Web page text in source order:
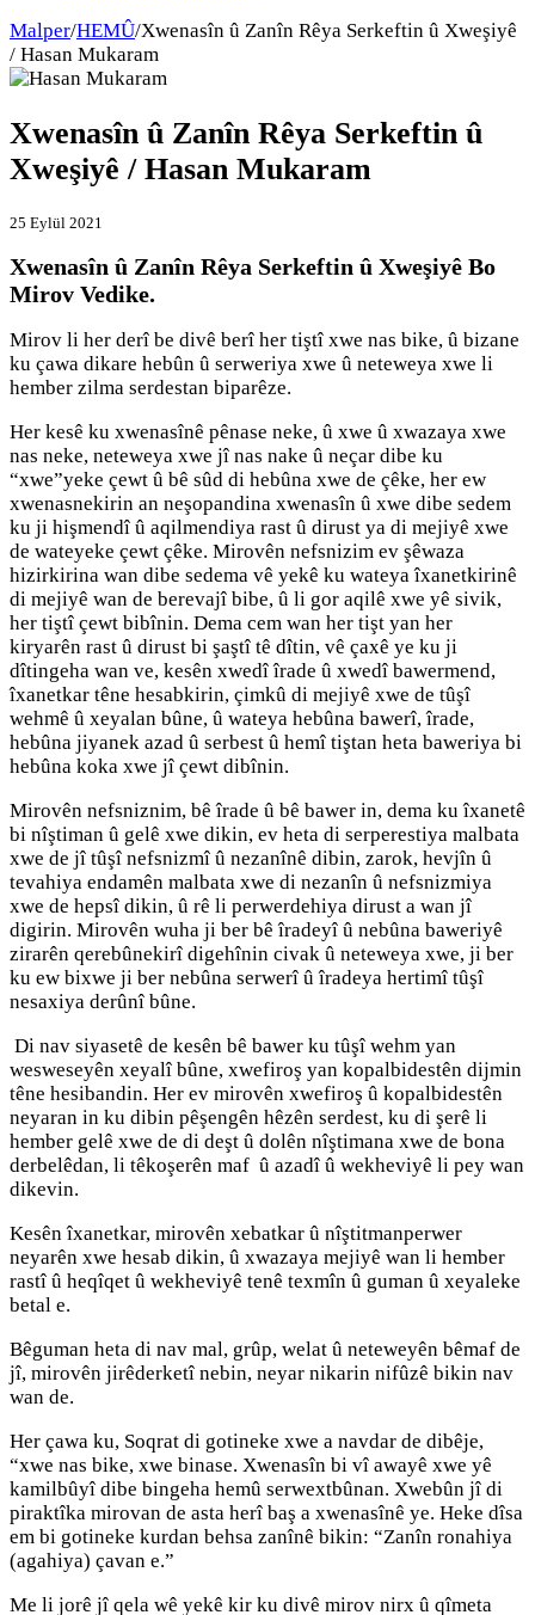
Malper/HEMÛ/Xwenasîn û Zanîn Rêya Serkeftin û Xweşiyê
/ Hasan Mukaram
Xwenasîn û Zanîn Rêya Serkeftin û
Xweşiyê / Hasan Mukaram
25 Eylül 2021
Xwenasîn û Zanîn Rêya Serkeftin û Xweşiyê Bo
Mirov Vedike.
Mirov li her derî be divê berî her tiştî xwe nas bike, û bizane
ku çawa dikare hebûn û serweriya xwe û neteweya xwe li
hember zilma serdestan biparêze.
Her kesê ku xwenasînê pênase neke, û xwe û xwazaya xwe
nas neke, neteweya xwe jî nas nake û neçar dibe ku
“xwe”yeke çewt û bê sûd di hebûna xwe de çêke, her ew
xwenasnekirin an neşopandina xwenasîn û xwe dibe sedem
ku ji hişmendî û aqilmendiya rast û dirust ya di mejiyê xwe
de wateyeke çewt çêke. Mirovên nefsnizim ev şêwaza
hizirkirina wan dibe sedema vê yekê ku wateya îxanetkirinê
di mejiyê wan de berevajî bibe, û li gor aqilê xwe yê sivik,
her tiştî çewt bibînin. Dema cem wan her tişt yan her
kiryarên rast û dirust bi şaştî tê dîtin, vê çaxê ye ku ji
dîtingeha wan ve, kesên xwedî îrade û xwedî bawermend,
îxanetkar têne hesabkirin, çimkû di mejiyê xwe de tûşî
wehmê û xeyalan bûne, û wateya hebûna bawerî, îrade,
hebûna jiyanek azad û serbest û hemî tiştan heta baweriya bi
hebûna koka xwe jî çewt dibînin.
Mirovên nefsniznim, bê îrade û bê bawer in, dema ku îxanetê
bi nîştiman û gelê xwe dikin, ev heta di serperestiya malbata
xwe de jî tûşî nefsnizmî û nezanînê dibin, zarok, hevjîn û
tevahiya endamên malbata xwe di nezanîn û nefsnizmiya
xwe de hepsî dikin, û rê li perwerdehiya dirust a wan jî
digirin. Mirovên wuha ji ber bê îradeyî û nebûna baweriyê
zirarên qerebûnekirî digehînin civak û neteweya xwe, ji ber
ku ew bixwe ji ber nebûna serwerî û îradeya hertimî tûşî
nesaxiya derûnî bûne.
Di nav siyasetê de kesên bê bawer ku tûşî wehm yan
wesweseyên xeyalî bûne, xwefiroş yan kopalbidestên dijmin
têne hesibandin. Her ev mirovên xwefiroş û kopalbidestên
neyaran in ku dibin pêşengên hêzên serdest, ku di şerê li
hember gelê xwe de di deşt û dolên nîştimana xwe de bona
derbelêdan, li têkoşerên maf û azadî û wekheviyê li pey wan
dikevin.
Kesên îxanetkar, mirovên xebatkar û nîştitmanperwer
neyarên xwe hesab dikin, û xwazaya mejiyê wan li hember
rastî û heqîqet û wekheviyê tenê texmîn û guman û xeyaleke
betal e.
Bêguman heta di nav mal, grûp, welat û neteweyên bêmaf de
jî, mirovên jirêderketî nebin, neyar nikarin nifûzê bikin nav
wan de.
Her çawa ku, Soqrat di gotineke xwe a navdar de dibêje,
“xwe nas bike, xwe binase. Xwenasîn bi vî awayê xwe yê
kamilbûyî dibe bingeha hemû serwextbûnan. Xwebûn jî di
piraktîka mirovan de asta herî baş a xwenasînê ye. Heke dîsa
em bi gotineke kurdan behsa zanînê bikin: “Zanîn ronahiya
(agahiya) çavan e.”
Me li jorê jî qela wê yekê kir ku divê mirov nirx û qîmeta